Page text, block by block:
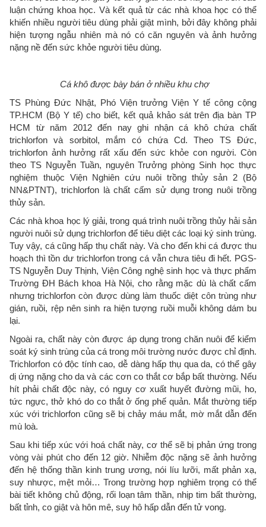
luận chứng khoa học. Và kết quả từ các nhà khoa học có thể
khiến nhiều người tiêu dùng phải giật mình, bởi đây không phải
hiện tượng ngẫu nhiên mà nó có căn nguyên và ảnh hưởng
nặng nề đến sức khỏe người tiêu dùng.
Cá khô được bày bán ở nhiều khu chợ
TS Phùng Đức Nhật, Phó Viện trưởng Viện Y tế công cộng
TP.HCM (Bộ Y tế) cho biết, kết quả khảo sát trên địa bàn TP
HCM từ năm 2012 đến nay ghi nhận cá khô chứa chất
trichlorfon và sorbitol, mắm có chứa Cd. Theo TS Đức,
trichlorfon ảnh hưởng rất xấu đến sức khỏe con người. Còn
theo TS Nguyễn Tuần, nguyên Trưởng phòng Sinh học thực
nghiệm thuộc Viện Nghiên cứu nuôi trồng thủy sản 2 (Bộ
NN&PTNT), trichlorfon là chất cấm sử dụng trong nuôi trồng
thủy sản.
Các nhà khoa học lý giải, trong quá trình nuôi trồng thủy hải sản
người nuôi sử dụng trichlorfon để tiêu diệt các loại ký sinh trùng.
Tuy vậy, cá cũng hấp thụ chất này. Và cho đến khi cá được thu
hoạch thì tồn dư trichlorfon trong cá vẫn chưa tiêu đi hết. PGS-
TS Nguyễn Duy Thịnh, Viện Công nghệ sinh học và thực phẩm
Trường ĐH Bách khoa Hà Nội, cho rằng mặc dù là chất cấm
nhưng trichlorfon còn được dùng làm thuốc diệt côn trùng như
gián, ruồi, rệp nên sinh ra hiện tượng ruồi muỗi không dám bu
lại.
Ngoài ra, chất này còn được áp dụng trong chăn nuôi để kiểm
soát ký sinh trùng của cá trong môi trường nước được chỉ định.
Trichlorfon có độc tính cao, dễ dàng hấp thụ qua da, có thể gây
dị ứng nặng cho da và các cơn co thắt cơ bắp bất thường. Nếu
hít phải chất độc này, có nguy cơ xuất huyết đường mũi, ho,
tức ngực, thở khó do co thắt ở ống phế quản. Mắt thường tiếp
xúc với trichlorfon cũng sẽ bị chảy máu mắt, mờ mắt dẫn đến
mù loà.
Sau khi tiếp xúc với hoá chất này, cơ thể sẽ bị phản ứng trong
vòng vài phút cho đến 12 giờ. Nhiễm độc nặng sẽ ảnh hưởng
đến hệ thống thần kinh trung ương, nói líu lưỡi, mất phản xạ,
suy nhược, mệt mỏi… Trong trường hợp nghiêm trọng có thể
bài tiết không chủ động, rối loạn tâm thần, nhịp tim bất thường,
bất tỉnh, co giật và hôn mê, suy hô hấp dẫn đến tử vong.